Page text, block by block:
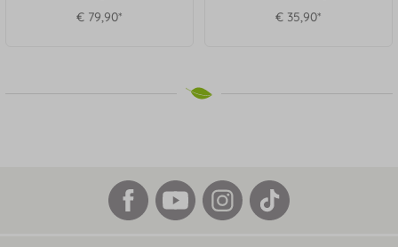
€ 79,90*
€ 35,90*